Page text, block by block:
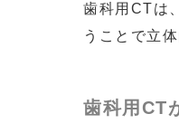
歯科用CTは
うことで立
歯科用CT